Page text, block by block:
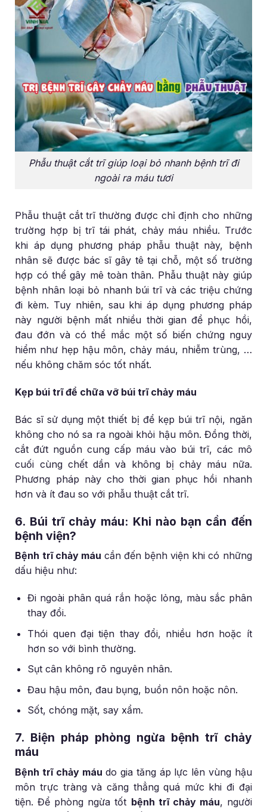
Phẫu thuật cắt trĩ giúp loại bỏ nhanh bệnh trĩ đi
ngoài ra máu tươi
Phẫu thuật cắt trĩ thường được chỉ định cho những
trường hợp bị trĩ tái phát, chảy máu nhiều. Trước
khi áp dụng phương pháp phẫu thuật này, bệnh
nhân sẽ được bác sĩ gây tê tại chỗ, một số trường
hợp có thể gây mê toàn thân. Phẫu thuật này giúp
bệnh nhân loại bỏ nhanh búi trĩ và các triệu chứng
đi kèm. Tuy nhiên, sau khi áp dụng phương pháp
này người bệnh mất nhiều thời gian để phục hồi,
đau đớn và có thể mắc một số biến chứng nguy
hiểm như hẹp hậu môn, chảy máu, nhiễm trùng, …
nếu không chăm sóc tốt nhất.
Kẹp búi trĩ để chữa vỡ búi trĩ chảy máu
Bác sĩ sử dụng một thiết bị để kẹp búi trĩ nội, ngăn
không cho nó sa ra ngoài khỏi hậu môn. Đồng thời,
cắt đứt nguồn cung cấp máu vào búi trĩ, các mô
cuối cùng chết dần và không bị chảy máu nữa.
Phương pháp này cho thời gian phục hồi nhanh
hơn và ít đau so với phẫu thuật cắt trĩ.
6. Búi trĩ chảy máu: Khi nào bạn cần đến
bệnh viện?
Bệnh trĩ chảy máu cần đến bệnh viện khi có những
dấu hiệu như:
Đi ngoài phân quá rắn hoặc lỏng, màu sắc phân
thay đổi.
Thói quen đại tiện thay đổi, nhiều hơn hoặc ít
hơn so với bình thường.
Sụt cân không rõ nguyên nhân.
Đau hậu môn, đau bụng, buồn nôn hoặc nôn.
Sốt, chóng mặt, say xẩm.
7. Biện pháp phòng ngừa bệnh trĩ chảy
máu
Bệnh trĩ chảy máu do gia tăng áp lực lên vùng hậu
môn trực tràng và căng thẳng quá mức khi đi đại
tiện. Để phòng ngừa tốt bệnh trĩ chảy máu, người